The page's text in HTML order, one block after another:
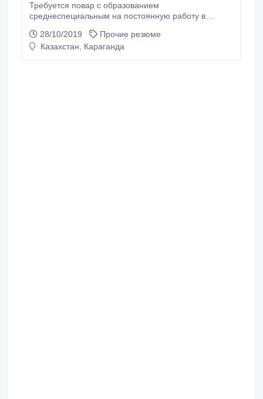
Требуется повар с образованием
среднеспециальным на постоянную работу в
28/10/2019
Прочие резюме
Казахстан, Караганда